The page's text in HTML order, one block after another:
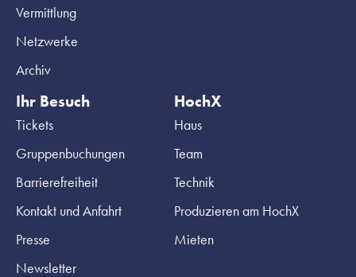
Vermittlung
Netzwerke
Archiv
Ihr Besuch
Tickets
Gruppenbuchungen
Barrierefreiheit
Kontakt und Anfahrt
Presse
Newsletter
HochX
Haus
Team
Technik
Produzieren am HochX
Mieten